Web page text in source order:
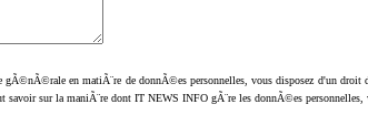
en matiÃ¨re de donnÃ©es personnelles, vous disposez d'un droit
savoir sur la maniÃ¨re dont IT NEWS INFO gÃ¨re les donnÃ©es